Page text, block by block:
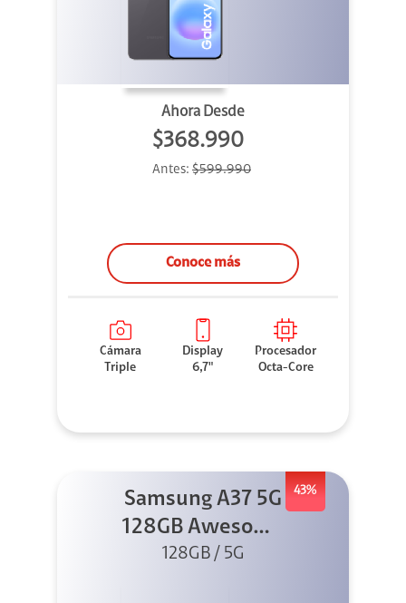
Ahora Desde
$368.990
Antes: $599.990
Conoce más
Cámara
Triple
Display
6,7"
Procesador
Octa-Core
43%
Samsung A37 5G
128GB Awesome
Graygreen
128GB / 5G